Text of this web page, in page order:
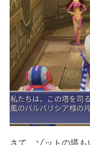
さて、ゾットの塔